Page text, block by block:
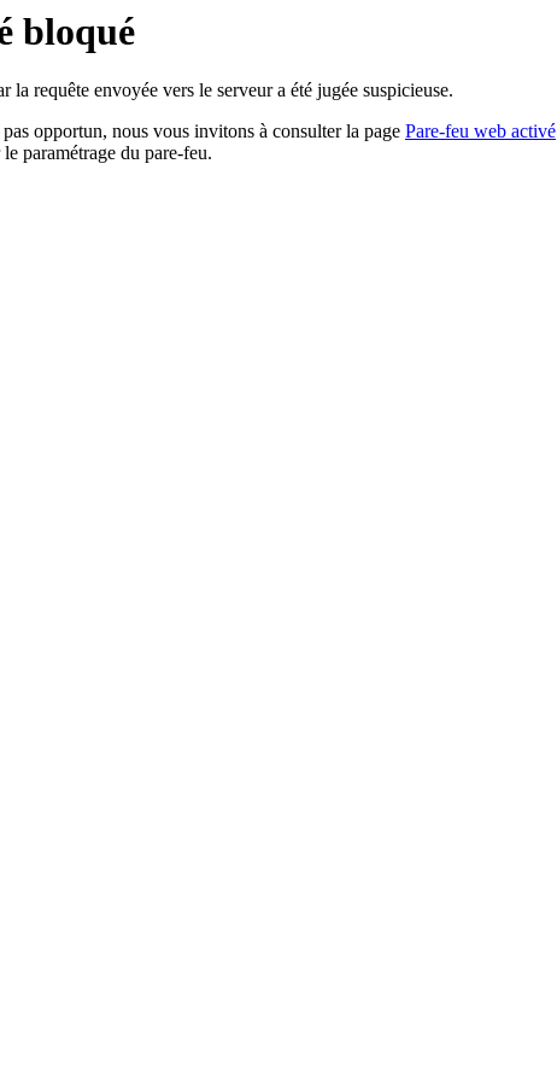
bloqué
requête envoyée vers le serveur a été jugée suspicieuse.
opportun, nous vous invitons à consulter la page Pare-feu web activé
paramétrage du pare-feu.